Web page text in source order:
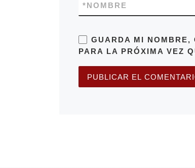
NOMBRE
*
GUARDA MI NOMBRE,
PARA LA PRÓXIMA VEZ